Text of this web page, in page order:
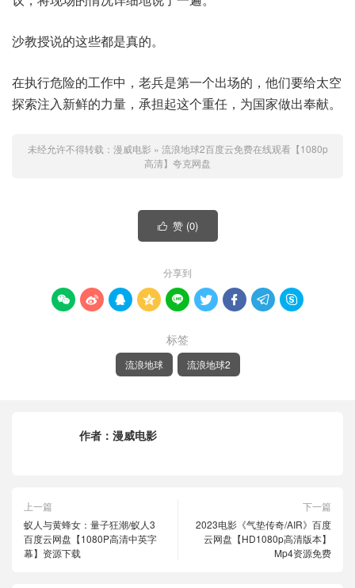
沙教授说的这些都是真的。
在执行危险的工作中，老兵是第一个出场的，他们要给太空
探索注入新鲜的力量，承担起这个重任，为国家做出奉献。
未经允许不得转载： 漫威电影 » 流浪地球2百度云免费在线观看【1080p
高清】夸克网盘
 赞 (0)
分享到
        
标签
流浪地球 流浪地球2
作者： 漫威电影
上一篇
蚁人与黄蜂女：量子狂潮/蚁人3
百度云网盘【1080P高清中英字
幕】资源下载
下一篇
2023电影《气垫传奇/AIR》百度
云网盘【HD1080p高清版本】
Mp4资源免费